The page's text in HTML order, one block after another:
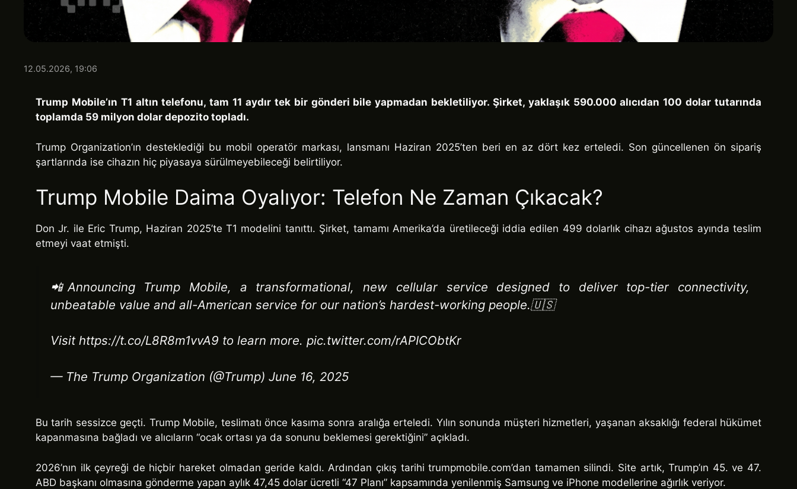
12.05.2026, 19:06
Trump Mobile’ın T1 altın telefonu, tam 11 aydır tek bir gönderi bile yapmadan bekletiliyor. Şirket, yaklaşık 590.000 alıcıdan 100 dolar tutarında
toplamda 59 milyon dolar depozito topladı.
Trump Organization’ın desteklediği bu mobil operatör markası, lansmanı Haziran 2025’ten beri en az dört kez erteledi. Son güncellenen ön sipariş
şartlarında ise cihazın hiç piyasaya sürülmeyebileceği belirtiliyor.
Trump Mobile Daima Oyalıyor: Telefon Ne Zaman Çıkacak?
Don Jr. ile Eric Trump, Haziran 2025’te T1 modelini tanıttı. Şirket, tamamı Amerika’da üretileceği iddia edilen 499 dolarlık cihazı ağustos ayında teslim
etmeyi vaat etmişti.
📲Announcing Trump Mobile, a transformational, new cellular service designed to deliver top-tier connectivity,
unbeatable value and all-American service for our nation’s hardest-working people.🇺🇸
Visit https://t.co/L8R8m1vvA9 to learn more. pic.twitter.com/rAPICObtKr
— The Trump Organization (@Trump) June 16, 2025
Bu tarih sessizce geçti. Trump Mobile, teslimatı önce kasıma sonra aralığa erteledi. Yılın sonunda müşteri hizmetleri, yaşanan aksaklığı federal hükümet
kapanmasına bağladı ve alıcıların “ocak ortası ya da sonunu beklemesi gerektiğini” açıkladı.
2026’nın ilk çeyreği de hiçbir hareket olmadan geride kaldı. Ardından çıkış tarihi trumpmobile.com’dan tamamen silindi. Site artık, Trump’ın 45. ve 47.
ABD başkanı olmasına gönderme yapan aylık 47,45 dolar ücretli “47 Planı” kapsamında yenilenmiş Samsung ve iPhone modellerine ağırlık veriyor.